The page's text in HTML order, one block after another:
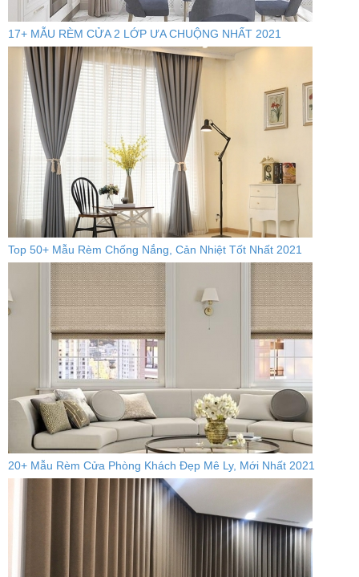
17+ MẪU RÈM CỬA 2 LỚP ƯA CHUỘNG NHẤT 2021
Top 50+ Mẫu Rèm Chống Nắng, Cản Nhiệt Tốt Nhất 2021
20+ Mẫu Rèm Cửa Phòng Khách Đẹp Mê Ly, Mới Nhất 2021